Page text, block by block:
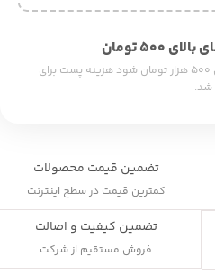
تومان
چنان چه جمع صورت حساب شما بالای ۵۰۰ هزار تومان شود هزینه پست برای
شد.
تضمین قیمت محصولات
کمترین قیمت در سطح اینترنت
تضمین کیفیت و اصالت
فروش مستقیم از شرکت